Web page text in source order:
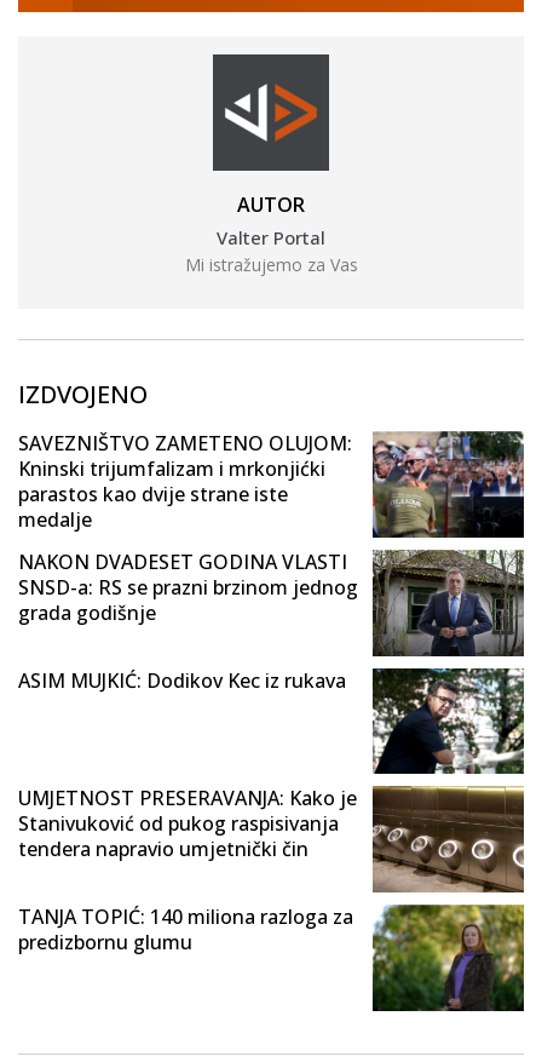
AUTOR
Valter Portal
Mi istražujemo za Vas
IZDVOJENO
SAVEZNIŠTVO ZAMETENO OLUJOM:
Kninski trijumfalizam i mrkonjićki
parastos kao dvije strane iste
medalje
NAKON DVADESET GODINA VLASTI
SNSD-a: RS se prazni brzinom jednog
grada godišnje
ASIM MUJKIĆ: Dodikov Kec iz rukava
UMJETNOST PRESERAVANJA: Kako je
Stanivuković od pukog raspisivanja
tendera napravio umjetnički čin
TANJA TOPIĆ: 140 miliona razloga za
predizbornu glumu